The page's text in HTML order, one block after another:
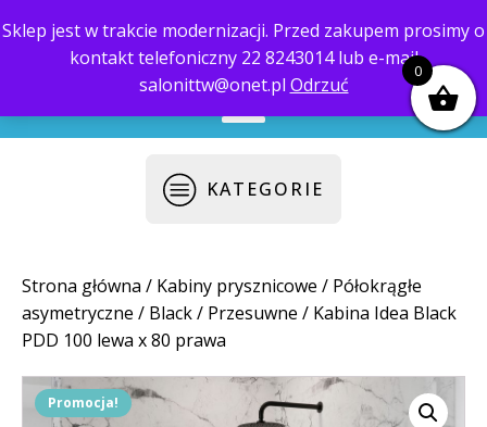
Sklep jest w trakcie modernizacji. Przed zakupem prosimy o
kontakt telefoniczny 22 8243014 lub e-mail
salonittw@onet.pl Odrzuć
biuro@saloni.pl 22 559-10-50
KATEGORIE
Strona główna / Kabiny prysznicowe / Półokrągłe
asymetryczne / Black/ Przesuwne / Kabina Idea Black
PDD 100 lewa x 80 prawa
Promocja!
0